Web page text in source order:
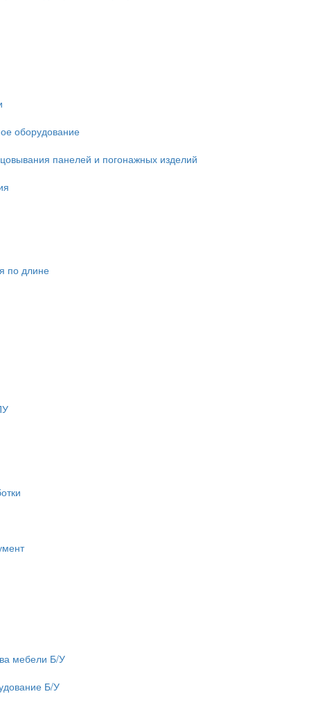
оборудование
панелей и погонажных изделий
по длине
мебели Б/У
Б/У